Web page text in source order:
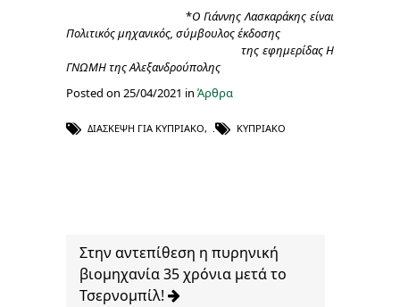
*Ο Γιάννης Λασκαράκης είναι
Πολιτικός μηχανικός, σύμβουλος έκδοσης
της εφημερίδας Η
ΓΝΩΜΗ της Αλεξανδρούπολης
Posted on 25/04/2021 in Άρθρα
ΔΙΆΣΚΕΨΗ ΓΙΑ ΚΥΠΡΙΑΚΌ, ΚΥΠΡΙΑΚΌ
Στην αντεπίθεση η πυρηνική
βιομηχανία 35 χρόνια μετά το
Τσερνομπίλ!